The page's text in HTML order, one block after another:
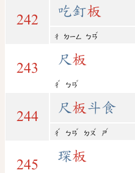
242
吃釘板
ㄔ ㄉㄧㄥ ㄅㄢ
ˇ
243
尺 板
ㄔ
ˇ
ㄅㄢ
ˇ
244
尺 板 斗食
ㄔ
ˇ
ㄅㄢ
ˇ
ㄉㄡ
ˇ
ㄕ
ˊ
245
琛板